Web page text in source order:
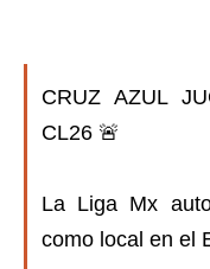
CRUZ AZUL
CL26 🚨
La Liga Mx
como local en el